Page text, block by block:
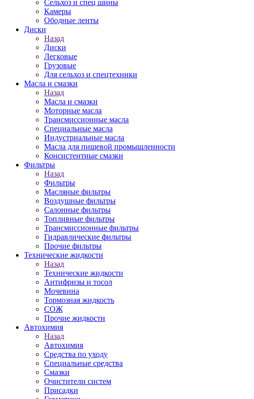
Сельхоз и спец шины
Камеры
Ободные ленты
Диски
Назад
Диски
Легковые
Грузовые
Для сельхоз и спецтехники
Масла и смазки
Назад
Масла и смазки
Моторные масла
Трансмиссионные масла
Специальные масла
Индустриальные масла
Масла для пищевой промышленности
Консистентные смазки
Фильтры
Назад
Фильтры
Масляные фильтры
Воздушные фильтры
Салонные фильтры
Топливные фильтры
Трансмиссионные фильтры
Гидравлические фильтры
Прочие фильтры
Технические жидкости
Назад
Технические жидкости
Антифризы и тосол
Мочевина
Тормозная жидкость
СОЖ
Прочие жидкости
Автохимия
Назад
Автохимия
Средства по уходу
Специальные средства
Смазки
Очистители систем
Присадки